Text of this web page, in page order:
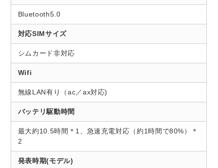
Bluetooth5.0
対応SIMサイズ
シムカード非対応
Wifi
無線LAN有り（ac／ax対応)
バッテリ駆動時間
最大約10.5時間＊1、急速充電対応（約1時間で80%）＊
2
発表時期(モデル)